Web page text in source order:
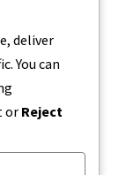
deliver
You can
or Reject